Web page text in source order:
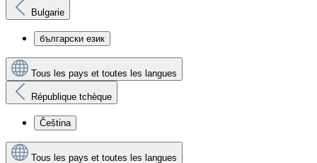
Bulgarie
български език
Tous les pays et toutes les langues
République tchèque
Čeština
Tous les pays et toutes les langues